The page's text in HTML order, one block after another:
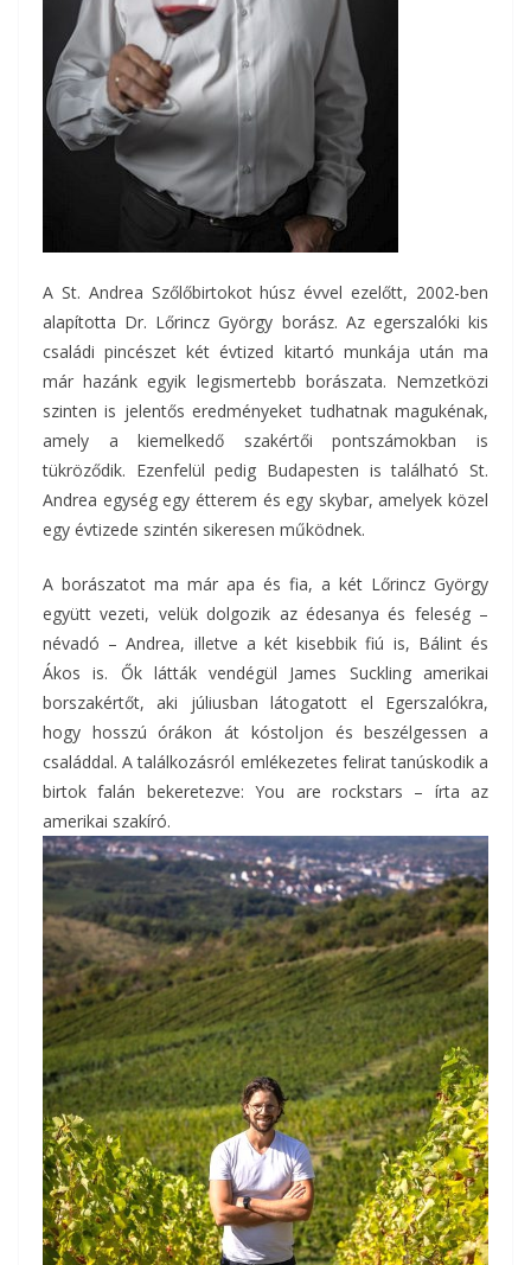
A St. Andrea Szőlőbirtokot húsz évvel ezelőtt, 2002-ben
alapította Dr. Lőrincz György borász. Az egerszalóki kis
családi pincészet két évtized kitartó munkája után ma
már hazánk egyik legismertebb borászata. Nemzetközi
szinten is jelentős eredményeket tudhatnak magukénak,
amely a kiemelkedő szakértői pontszámokban is
tükröződik. Ezenfelül pedig Budapesten is található St.
Andrea egység egy étterem és egy skybar, amelyek közel
egy évtizede szintén sikeresen működnek.
A borászatot ma már apa és fia, a két Lőrincz György
együtt vezeti, velük dolgozik az édesanya és feleség –
névadó – Andrea, illetve a két kisebbik fiú is, Bálint és
Ákos is. Ők látták vendégül James Suckling amerikai
borszakértőt, aki júliusban látogatott el Egerszalókra,
hogy hosszú órákon át kóstoljon és beszélgessen a
családdal. A találkozásról emlékezetes felirat tanúskodik a
birtok falán bekeretezve: You are rockstars – írta az
amerikai szakíró.